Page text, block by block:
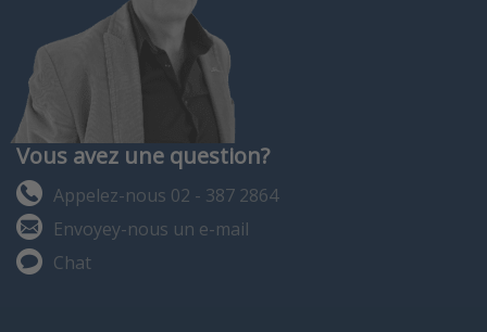
Vous avez une question?
Appelez-nous 02 - 387 2864
Envoyey-nous un e-mail
Chat